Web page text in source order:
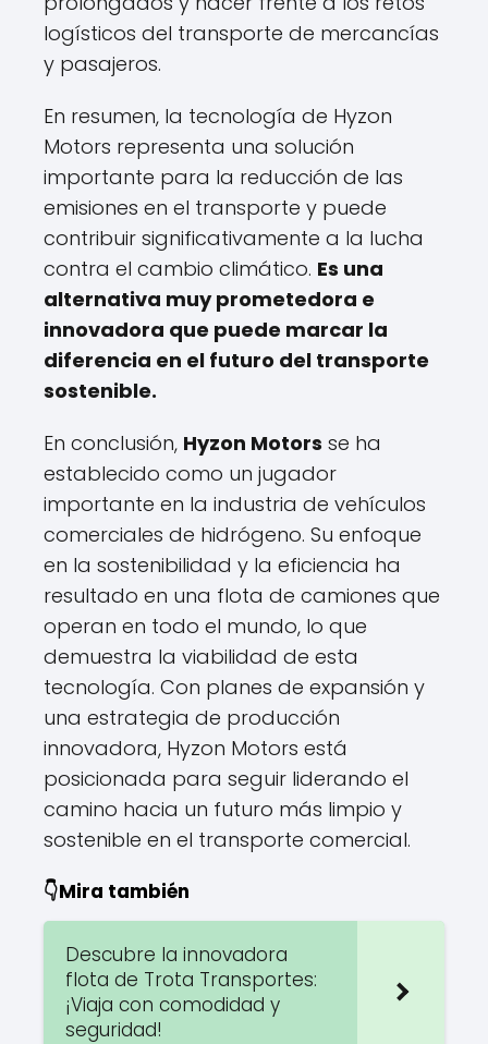
logísticos del transporte de mercancías
y pasajeros.
En resumen, la tecnología de Hyzon
Motors representa una solución
importante para la reducción de las
emisiones en el transporte y puede
contribuir significativamente a la lucha
contra el cambio climático. Es una
alternativa muy prometedora e
innovadora que puede marcar la
diferencia en el futuro del transporte
sostenible.
En conclusión, Hyzon Motors se ha
establecido como un jugador
importante en la industria de vehículos
comerciales de hidrógeno. Su enfoque
en la sostenibilidad y la eficiencia ha
resultado en una flota de camiones que
operan en todo el mundo, lo que
demuestra la viabilidad de esta
tecnología. Con planes de expansión y
una estrategia de producción
innovadora, Hyzon Motors está
posicionada para seguir liderando el
camino hacia un futuro más limpio y
sostenible en el transporte comercial.
👇Mira también
Descubre la innovadora
flota de Trota Transportes:
¡Viaja con comodidad y
seguridad!